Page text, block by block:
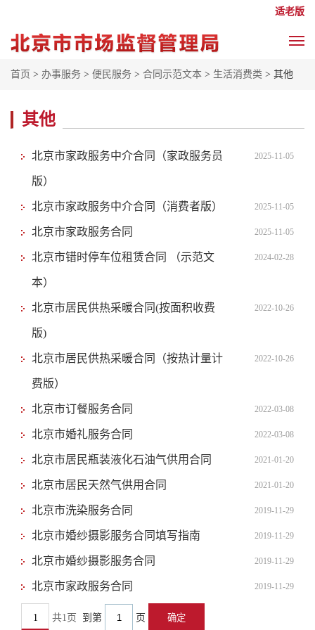
适老版
首页 > 办事服务 > 便民服务 > 合同示范文本 > 生活消费类 > 其他
其他
北京市家政服务中介合同（家政服务员
版）
2025-11-05
北京市家政服务中介合同（消费者版） 2025-11-05
北京市家政服务合同 2025-11-05
北京市错时停车位租赁合同 （示范文
本）
2024-02-28
北京市居民供热采暖合同(按面积收费
版)
2022-10-26
北京市居民供热采暖合同（按热计量计
费版）
2022-10-26
北京市订餐服务合同 2022-03-08
北京市婚礼服务合同 2022-03-08
北京市居民瓶装液化石油气供用合同 2021-01-20
北京市居民天然气供用合同 2021-01-20
北京市洗染服务合同 2019-11-29
北京市婚纱摄影服务合同填写指南 2019-11-29
北京市婚纱摄影服务合同 2019-11-29
北京市家政服务合同 2019-11-29
1 共1页 到第 页